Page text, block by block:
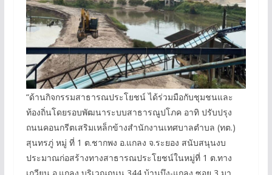
“ด้านกิจกรรมสาธารณประโยชน์ ได้ร่วมมือกับชุมชนและ
ท้องถิ่นโดยรอบพัฒนาระบบสาธารณูปโภค อาทิ ปรับปรุง
ถนนคอนกรีตเสริมเหล็กข้างสำนักงานเทศบาลตำบล (ทต.)
สุนทรภู่ หมู่ ที่ 1 ต.ชากพง อ.แกลง จ.ระยอง สนับสนุนงบ
ประมาณก่อสร้างทางสาธารณประโยชน์ในหมู่ที่ 1 ต.ทาง
เกวียน อ.แกลง บริเวณถนน 344 บ้านบึง-แกลง ซอย 3 มา